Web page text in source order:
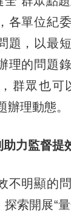
各單位紀
題，以最
理的問題
群眾也可
辦理動態。
助力監督提
明顯的問
索開展“量